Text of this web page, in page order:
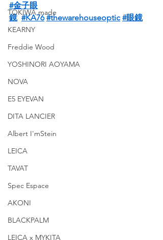
TOKIWA made
KEARNY
Freddie Wood
YOSHINORI AOYAMA
NOVA
E5 EYEVAN
DITA LANCIER
Albert I'mStein
LEICA
TAVAT
Spec Espace
AKONI
BLACKPALM
LEICA x MYKITA
#金子眼
鏡 #KA76 #thewarehouseoptic #眼鏡